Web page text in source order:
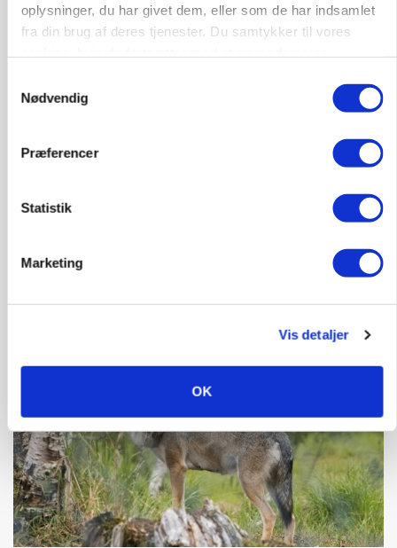
oplysninger, du har givet dem, eller som de har indsamlet
fra din brug af deres tjenester. Du samtykker til vores
Nødvendig
Præferencer
Statistik
Marketing
Vis detaljer
OK
Loading...
presset marked for oksekød